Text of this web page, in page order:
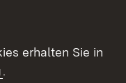
erhalten Sie in
.